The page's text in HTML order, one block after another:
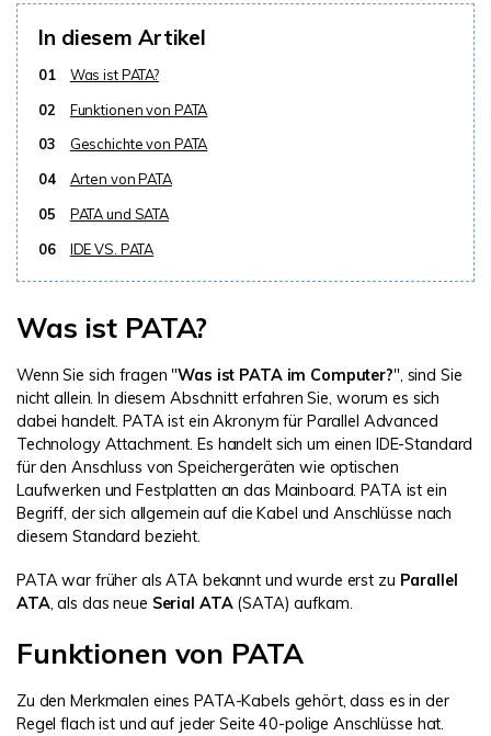
In diesem Artikel
01
Was ist PATA?
02
Funktionen von PATA
03
Geschichte von PATA
04
Arten von PATA
05
PATA und SATA
06
IDE VS. PATA
Was ist PATA?
Wenn Sie sich fragen "Was ist PATA im Computer?", sind Sie
nicht allein. In diesem Abschnitt erfahren Sie, worum es sich
dabei handelt. PATA ist ein Akronym für Parallel Advanced
Technology Attachment. Es handelt sich um einen IDE-Standard
für den Anschluss von Speichergeräten wie optischen
Laufwerken und Festplatten an das Mainboard. PATA ist ein
Begriff, der sich allgemein auf die Kabel und Anschlüsse nach
diesem Standard bezieht.
PATA war früher als ATA bekannt und wurde erst zu Parallel
ATA, als das neue Serial ATA(SATA) aufkam.
Funktionen von PATA
Zu den Merkmalen eines PATA-Kabels gehört, dass es in der
Regel flach ist und auf jeder Seite 40-polige Anschlüsse hat.